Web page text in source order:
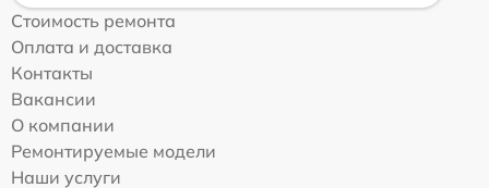
Стоимость ремонта
Оплата и доставка
Контакты
Вакансии
О компании
Ремонтируемые модели
Наши услуги